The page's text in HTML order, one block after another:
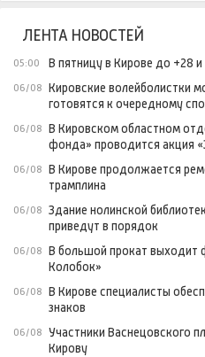
ЛЕНТА НОВОСТЕЙ
05:00 В пятницу в Кирове до +28
06/08 Кировские волейболистки
готовятся к очередному
06/08 В Кировском областном
фонда» проводится акция
06/08 В Кирове продолжается
трамплина
06/08 Здание нолинской
приведут в порядок
06/08 В большой прокат выходит
Колобок»
06/08 В Кирове специалисты
знаков
06/08 Участники Васнецовского
Кирову